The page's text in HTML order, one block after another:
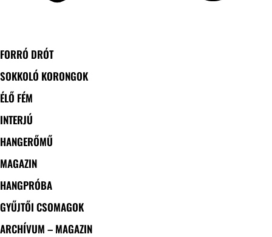
FORRÓ DRÓT
SOKKOLÓ KORONGOK
ÉLŐ FÉM
INTERJÚ
HANGERŐMŰ
MAGAZIN
HANGPRÓBA
GYŰJTŐI CSOMAGOK
ARCHÍVUM – MAGAZIN